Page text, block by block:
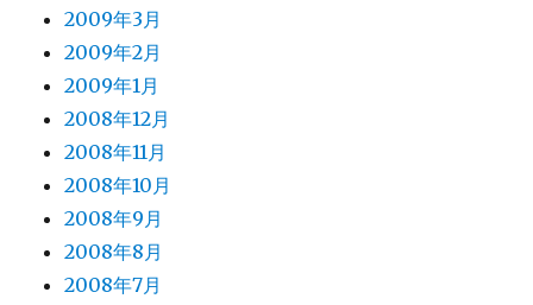
2009年3月
2009年2月
2009年1月
2008年12月
2008年11月
2008年10月
2008年9月
2008年8月
2008年7月